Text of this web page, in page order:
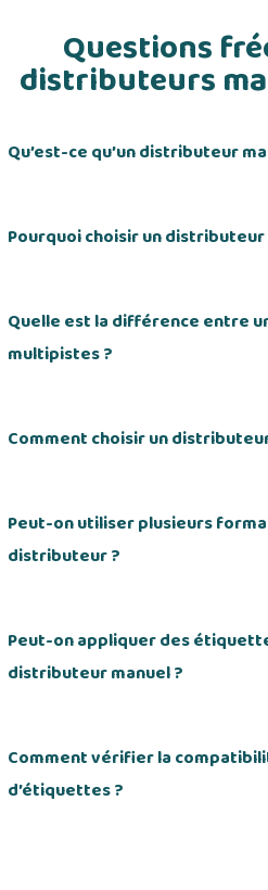
Questions
distributeurs
Qu’est-ce qu’un distributeur
Pourquoi choisir un
Quelle est la différence entre
multipistes ?
Comment choisir un
Peut-on utiliser plusieurs
distributeur ?
Peut-on appliquer des
distributeur manuel ?
Comment vérifier la
d’étiquettes ?